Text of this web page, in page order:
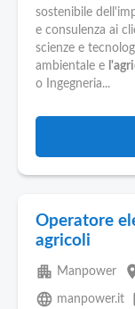
sostenibile
e consulenza ai
scienze e
ambientale e
o Ingegneria...
Operatore
agricoli
apartment Manpower
language manpower.it